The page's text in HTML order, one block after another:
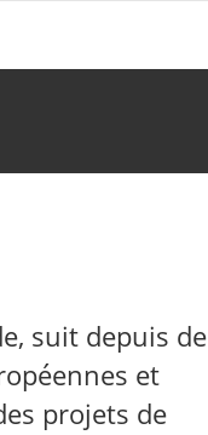
suit depuis de
et
projets de